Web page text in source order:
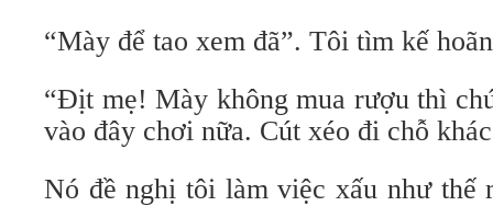
“Mày để tao xem đã”. Tôi tìm kế
“Địt mẹ! Mày không mua rượu thì
vào đây chơi nữa. Cút xéo đi chỗ
Nó đề nghị tôi làm việc xấu như thế